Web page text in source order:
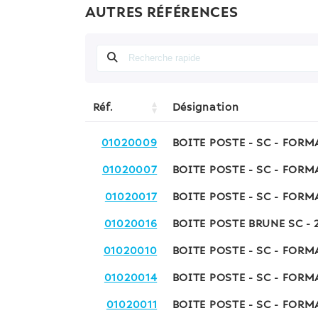
AUTRES RÉFÉRENCES
Réf. Désignation
01020009 BOITE POSTE - SC -
01020007 BOITE POSTE - SC -
01020017 BOITE POSTE - SC -
01020016 BOITE POSTE BRUNE SC
01020010 BOITE POSTE - SC -
01020014 BOITE POSTE - SC -
01020011 BOITE POSTE - SC -